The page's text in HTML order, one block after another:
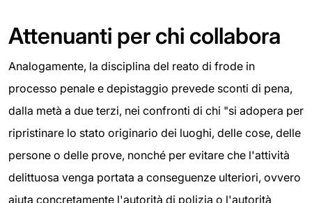
Attenuanti per chi collabora
Analogamente, la disciplina del reato di frode in
processo penale e depistaggio prevede sconti di pena,
dalla metà a due terzi, nei confronti di chi "si adopera per
ripristinare lo stato originario dei luoghi, delle cose, delle
persone o delle prove, nonché per evitare che l'attività
delittuosa venga portata a conseguenze ulteriori, ovvero
aiuta concretamente l'autorità di polizia o l'autorità